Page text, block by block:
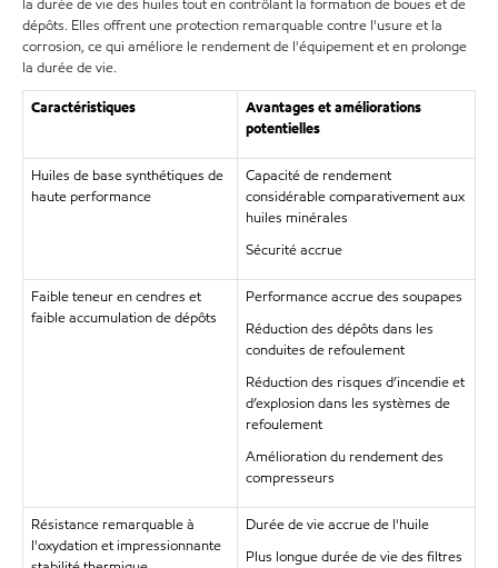
la durée de vie des huiles tout en contrôlant la formation de boues et de
dépôts. Elles offrent une protection remarquable contre l'usure et la
corrosion, ce qui améliore le rendement de l'équipement et en prolonge
la durée de vie.
Caractéristiques
Avantages et améliorations
potentielles
Huiles de base synthétiques de
haute performance
Capacité de rendement
considérable comparativement aux
huiles minérales
Sécurité accrue
Faible teneur en cendres et
faible accumulation de dépôts
Performance accrue des soupapes
Réduction des dépôts dans les
conduites de refoulement
Réduction des risques d’incendie et
d’explosion dans les systèmes de
refoulement
Amélioration du rendement des
compresseurs
Résistance remarquable à
l'oxydation et impressionnante
Durée de vie accrue de l'huile
Plus longue durée de vie des filtres